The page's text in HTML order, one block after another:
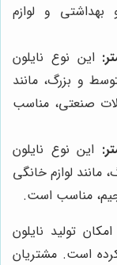
بهداشتی و لوازم
این نوع نایلون
و بزرگ، مانند
صنعتی، مناسب
این نوع نایلون
مانند لوازم خانگی
مناسب است.
امکان تولید نایلون
است. مشتریان